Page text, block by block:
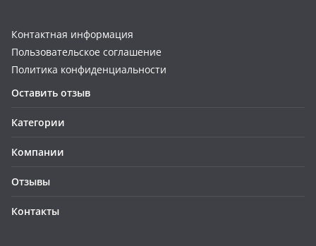
Контактная информация
Пользовательское соглашение
Политика конфиденциальности
Оставить отзыв
Категории
Компании
Отзывы
Контакты